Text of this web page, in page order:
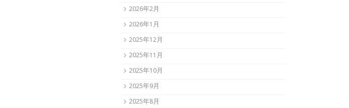
2026年2月
2026年1月
2025年12月
2025年11月
2025年10月
2025年9月
2025年8月